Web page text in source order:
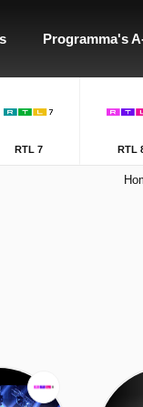
Programma's
RTL 7 RTL